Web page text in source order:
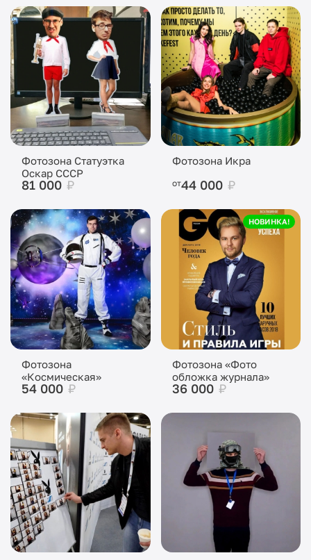
Фотозона Статуэтка
Оскар СССР
81 000 ₽
Фотозона Икра
от44 000 ₽
Фотозона
«Космическая»
54 000 ₽
НОВИНКА!
Фотозона «Фото
обложка журнала»
36 000 ₽